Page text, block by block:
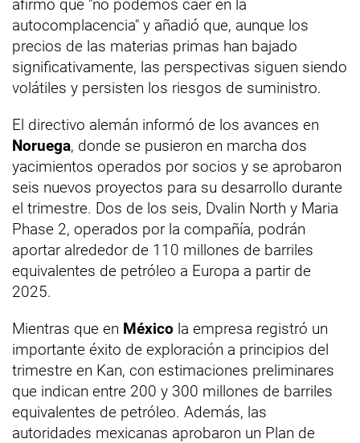
afirmó que "no podemos caer en la
autocomplacencia" y añadió que, aunque los
precios de las materias primas han bajado
significativamente, las perspectivas siguen siendo
volátiles y persisten los riesgos de suministro.
El directivo alemán informó de los avances en
Noruega, donde se pusieron en marcha dos
yacimientos operados por socios y se aprobaron
seis nuevos proyectos para su desarrollo durante
el trimestre. Dos de los seis, Dvalin North y Maria
Phase 2, operados por la compañía, podrán
aportar alrededor de 110 millones de barriles
equivalentes de petróleo a Europa a partir de
2025.
Mientras que en México la empresa registró un
importante éxito de exploración a principios del
trimestre en Kan, con estimaciones preliminares
que indican entre 200 y 300 millones de barriles
equivalentes de petróleo. Además, las
autoridades mexicanas aprobaron un Plan de